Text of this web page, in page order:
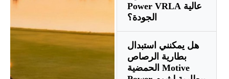
للمحركات الكهربائية.
في المقابل، تم تصميم
فقط للدفعات القصيرة
ذات التيار العالي
Power VRLA عالية
الجودة؟
توفر بطارية VRLA
المتميزة ذات الدورة
هل يمكنني استبدال
بطارية الرصاص
الحمضية Motive